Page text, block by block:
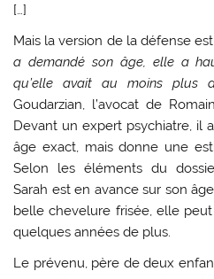
[…]
Mais la version de la défense
a demandé son âge, elle a
qu’elle avait au moins plus
Goudarzian, l’avocat de
Devant un expert psychiatre, il
âge exact, mais donne une
Selon les éléments du
Sarah est en avance sur son
belle chevelure frisée, elle peut
quelques années de plus.
Le prévenu, père de deux